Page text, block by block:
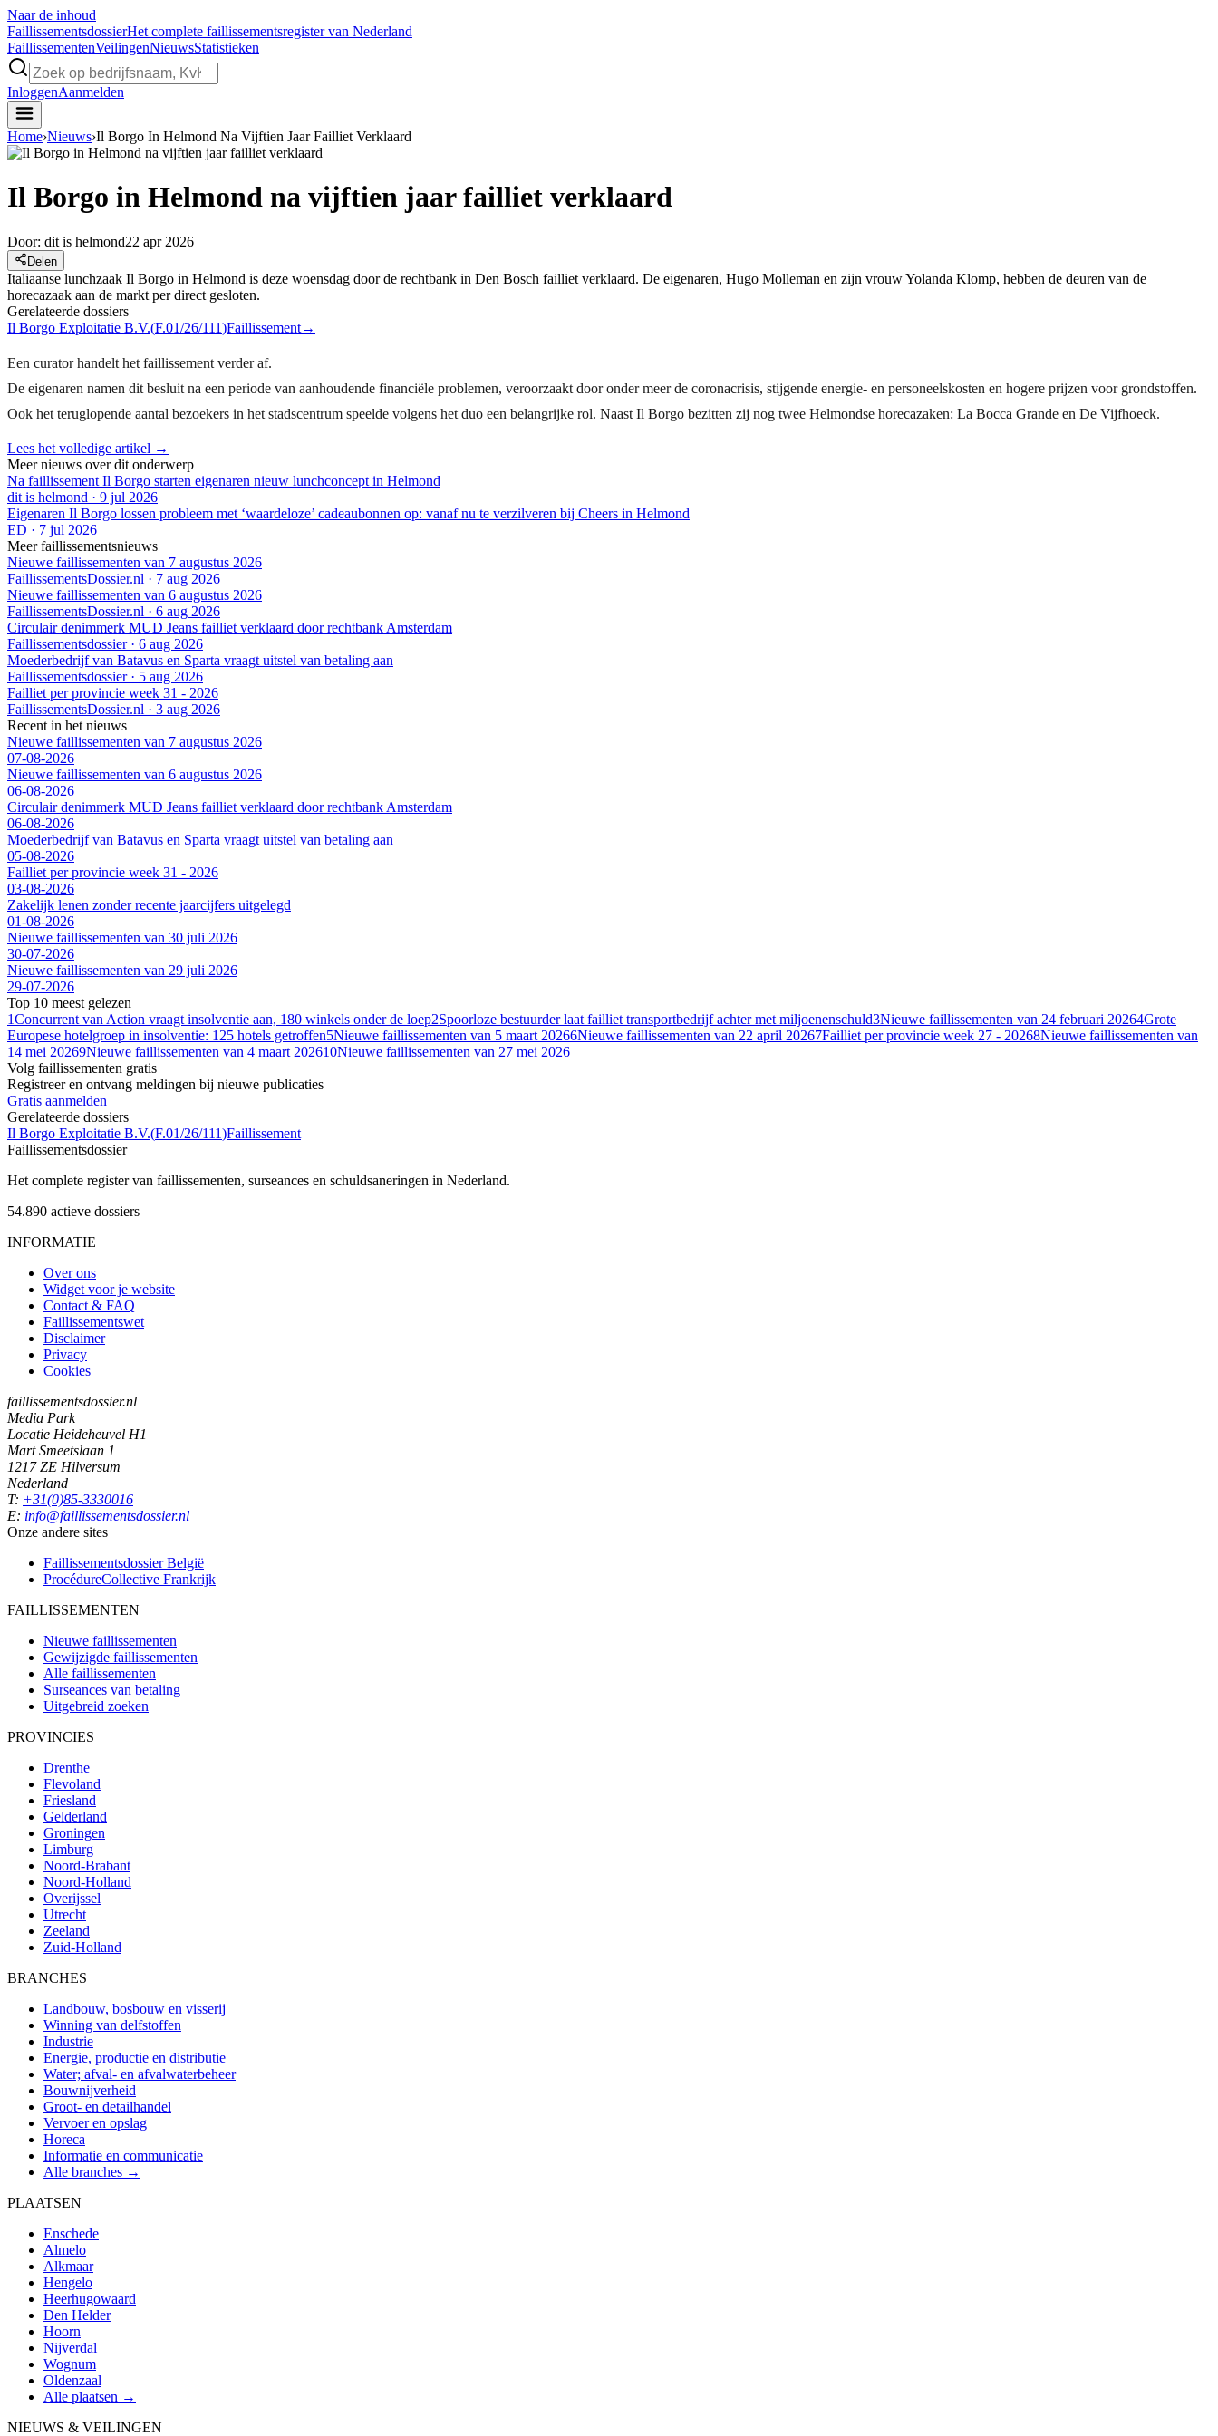
Naar de inhoud
FaillissementsdossierHet complete faillissementsregister van Nederland
FaillissementenVeilingenNieuwsStatistieken
InloggenAanmelden
Home›Nieuws›Il Borgo In Helmond Na Vijftien Jaar Failliet Verklaard
Il Borgo in Helmond na vijftien jaar failliet verklaard
Door: dit is helmond22 apr 2026
Delen
Italiaanse lunchzaak Il Borgo in Helmond is deze woensdag door de rechtbank in Den Bosch failliet verklaard. De eigenaren, Hugo Molleman en zijn vrouw Yolanda Klomp, hebben de deuren van de
horecazaak aan de markt per direct gesloten.
Gerelateerde dossiers
Il Borgo Exploitatie B.V.(F.01/26/111)Faillissement→
Een curator handelt het faillissement verder af.
De eigenaren namen dit besluit na een periode van aanhoudende financiële problemen, veroorzaakt door onder meer de coronacrisis, stijgende energie- en personeelskosten en hogere prijzen voor grondstoffen.
Ook het teruglopende aantal bezoekers in het stadscentrum speelde volgens het duo een belangrijke rol. Naast Il Borgo bezitten zij nog twee Helmondse horecazaken: La Bocca Grande en De Vijfhoeck.
Lees het volledige artikel →
Meer nieuws over dit onderwerp
Na faillissement Il Borgo starten eigenaren nieuw lunchconcept in Helmond
dit is helmond · 9 jul 2026
Eigenaren Il Borgo lossen probleem met ‘waardeloze’ cadeaubonnen op: vanaf nu te verzilveren bij Cheers in Helmond
ED · 7 jul 2026
Meer faillissementsnieuws
Nieuwe faillissementen van 7 augustus 2026
FaillissementsDossier.nl · 7 aug 2026
Nieuwe faillissementen van 6 augustus 2026
FaillissementsDossier.nl · 6 aug 2026
Circulair denimmerk MUD Jeans failliet verklaard door rechtbank Amsterdam
Faillissementsdossier· 6 aug 2026
Moederbedrijf van Batavus en Sparta vraagt uitstel van betaling aan
Faillissementsdossier· 5 aug 2026
Failliet per provincie week 31 - 2026
FaillissementsDossier.nl · 3 aug 2026
Recent in het nieuws
Nieuwe faillissementen van 7 augustus 2026
07-08-2026
Nieuwe faillissementen van 6 augustus 2026
06-08-2026
Circulair denimmerk MUD Jeans failliet verklaard door rechtbank Amsterdam
06-08-2026
Moederbedrijf van Batavus en Sparta vraagt uitstel van betaling aan
05-08-2026
Failliet per provincie week 31 - 2026
03-08-2026
Zakelijk lenen zonder recente jaarcijfers uitgelegd
01-08-2026
Nieuwe faillissementen van 30 juli 2026
30-07-2026
Nieuwe faillissementen van 29 juli 2026
29-07-2026
Top 10 meest gelezen
1Concurrent van Action vraagt insolventie aan, 180 winkels onder de loep2Spoorloze bestuurder laat failliet transportbedrijf achter met miljoenenschuld3Nieuwe faillissementen van 24 februari 20264Grote
Europese hotelgroep in insolventie: 125 hotels getroffen5Nieuwe faillissementen van 5 maart 20266Nieuwe faillissementen van 22 april 20267Failliet per provincie week 27 - 20268Nieuwe faillissementen van
14 mei 20269Nieuwe faillissementen van 4 maart 202610Nieuwe faillissementen van 27 mei 2026
Volg faillissementen gratis
Registreer en ontvang meldingen bij nieuwe publicaties
Gratis aanmelden
Gerelateerde dossiers
Il Borgo Exploitatie B.V.(F.01/26/111)Faillissement
Faillissementsdossier
Het complete register van faillissementen, surseances en schuldsaneringen in Nederland.
54.890 actieve dossiers
INFORMATIE
Over ons
Widget voor je website
Contact & FAQ
Faillissementswet
Disclaimer
Privacy
Cookies
faillissementsdossier.nl
Media Park
Locatie Heideheuvel H1
Mart Smeetslaan 1
1217 ZE Hilversum
Nederland
T: +31(0)85-3330016
E: info@faillissementsdossier.nl
Onze andere sites
Faillissementsdossier België
ProcédureCollective Frankrijk
FAILLISSEMENTEN
Nieuwe faillissementen
Gewijzigde faillissementen
Alle faillissementen
Surseances van betaling
Uitgebreid zoeken
PROVINCIES
Drenthe
Flevoland
Friesland
Gelderland
Groningen
Limburg
Noord-Brabant
Noord-Holland
Overijssel
Utrecht
Zeeland
Zuid-Holland
BRANCHES
Landbouw, bosbouw en visserij
Winning van delfstoffen
Industrie
Energie, productie en distributie
Water; afval- en afvalwaterbeheer
Bouwnijverheid
Groot- en detailhandel
Vervoer en opslag
Horeca
Informatie en communicatie
Alle branches →
PLAATSEN
Enschede
Almelo
Alkmaar
Hengelo
Heerhugowaard
Den Helder
Hoorn
Nijverdal
Wognum
Oldenzaal
Alle plaatsen →
NIEUWS & VEILINGEN